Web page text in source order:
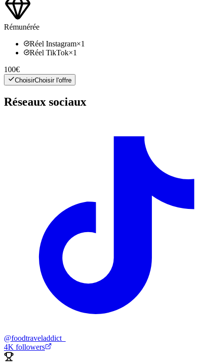
Rémunérée
Réel Instagram×1
Réel TikTok×1
100€
ChoisirChoisir l'offre
Réseaux sociaux
@foodtraveladdict_
4K followers